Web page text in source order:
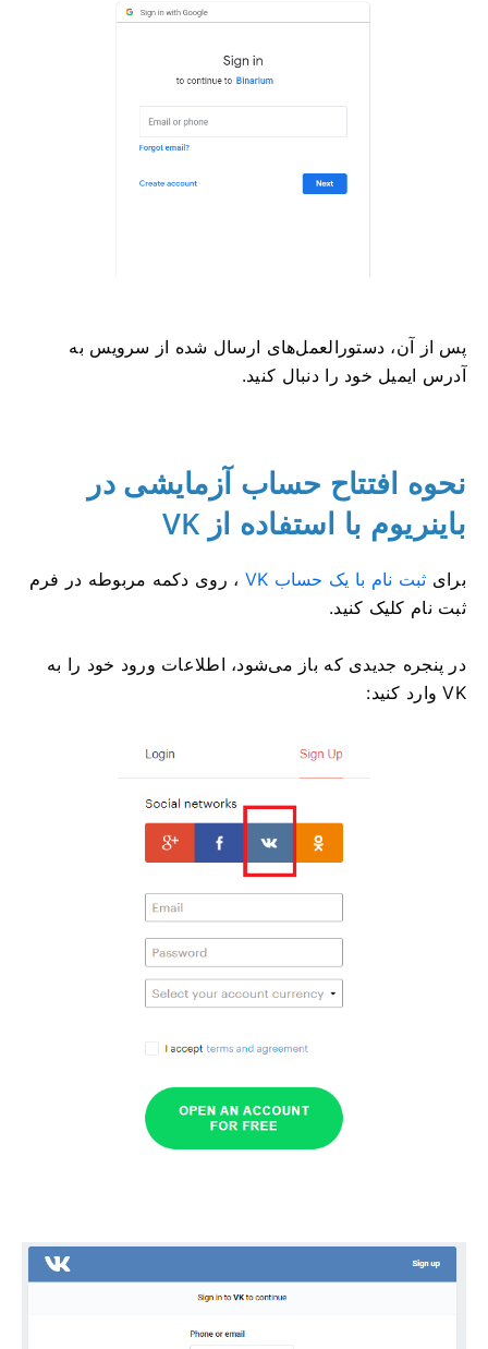
پس از آن، دستورالعمل‌های ارسال شده از سرویس به
آدرس ایمیل خود را دنبال کنید.
نحوه افتتاح حساب آزمایشی در
باینریوم با استفاده از VK
برای ثبت نام با یک حساب VK
، روی دکمه مربوطه در فرم
ثبت نام کلیک کنید.
در پنجره جدیدی که باز می‌شود، اطلاعات ورود خود را به
VK وارد کنید: